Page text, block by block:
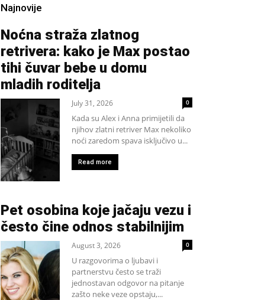
Najnovije
Noćna straža zlatnog
retrivera: kako je Max postao
tihi čuvar bebe u domu
mladih roditelja
July 31, 2026 0
Kada su Alex i Anna primijetili da
njihov zlatni retriver Max nekoliko
noći zaredom spava isključivo u...
Read more
Pet osobina koje jačaju vezu i
često čine odnos stabilnijim
August 3, 2026 0
U razgovorima o ljubavi i
partnerstvu često se traži
jednostavan odgovor na pitanje
zašto neke veze opstaju,...